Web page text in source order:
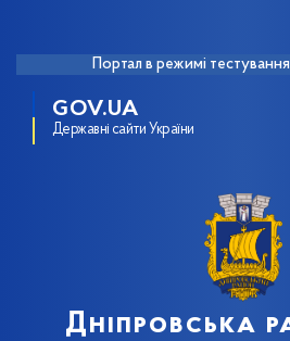
Портал в режимі
GOV.UA
Державні сайти України
Дніпровська